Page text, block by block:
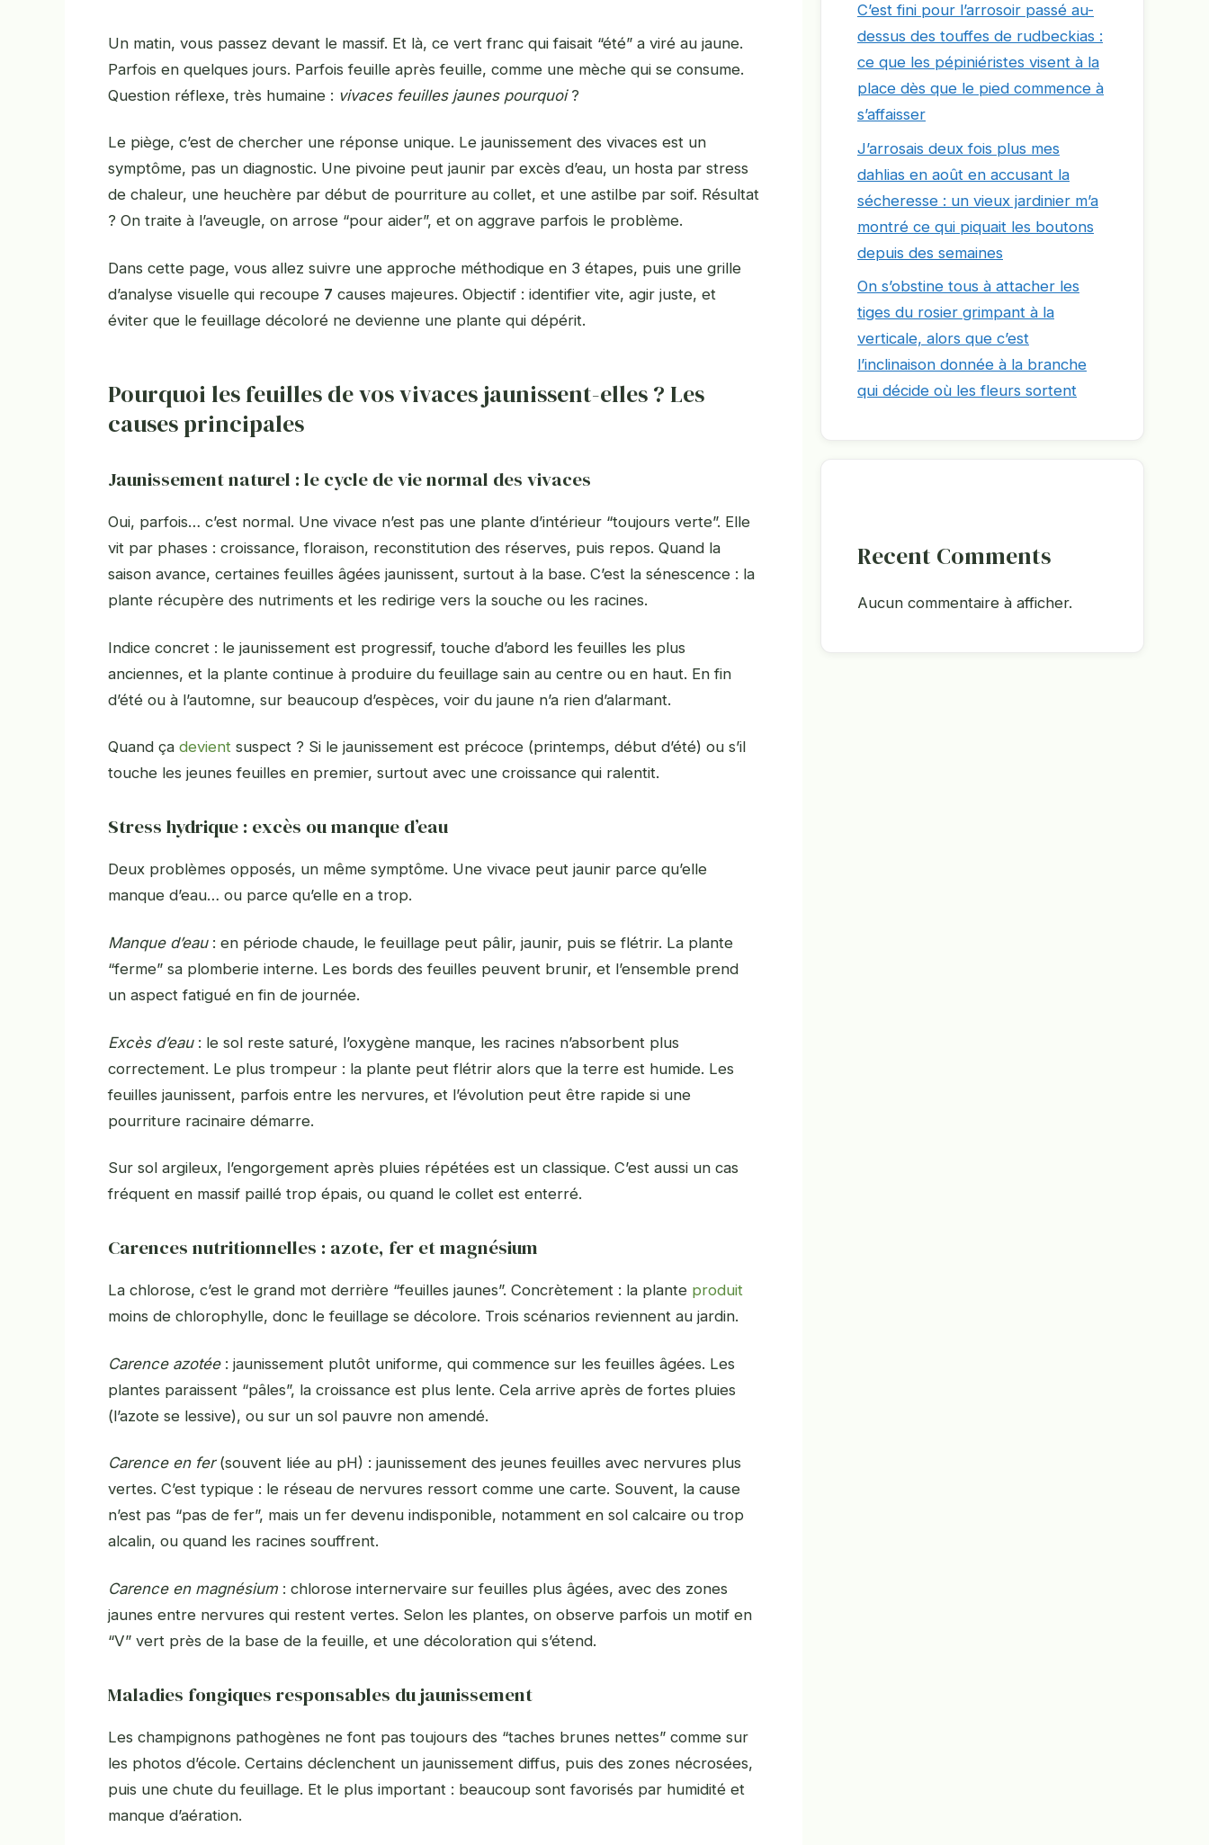
Un matin, vous passez devant le massif. Et là, ce vert franc qui faisait “été” a viré au jaune.
Parfois en quelques jours. Parfois feuille après feuille, comme une mèche qui se consume.
Question réflexe, très humaine : vivaces feuilles jaunes pourquoi?
Le piège, c’est de chercher une réponse unique. Le jaunissement des vivaces est un
symptôme, pas un diagnostic. Une pivoine peut jaunir par excès d’eau, un hosta par stress
de chaleur, une heuchère par début de pourriture au collet, et une astilbe par soif. Résultat
? On traite à l’aveugle, on arrose “pour aider”, et on aggrave parfois le problème.
Dans cette page, vous allez suivre une approche méthodique en 3 étapes, puis une grille
d’analyse visuelle qui recoupe 7 causes majeures. Objectif : identifier vite, agir juste, et
éviter que le feuillage décoloré ne devienne une plante qui dépérit.
Pourquoi les feuilles de vos vivaces jaunissent-elles ? Les
causes principales
Jaunissement naturel : le cycle de vie normal des vivaces
Oui, parfois… c’est normal. Une vivace n’est pas une plante d’intérieur “toujours verte”. Elle
vit par phases : croissance, floraison, reconstitution des réserves, puis repos. Quand la
saison avance, certaines feuilles âgées jaunissent, surtout à la base. C’est la sénescence : la
plante récupère des nutriments et les redirige vers la souche ou les racines.
Indice concret : le jaunissement est progressif, touche d’abord les feuilles les plus
anciennes, et la plante continue à produire du feuillage sain au centre ou en haut. En fin
d’été ou à l’automne, sur beaucoup d’espèces, voir du jaune n’a rien d’alarmant.
Quand ça devient suspect ? Si le jaunissement est précoce (printemps, début d’été) ou s’il
touche les jeunes feuilles en premier, surtout avec une croissance qui ralentit.
Stress hydrique : excès ou manque d’eau
Deux problèmes opposés, un même symptôme. Une vivace peut jaunir parce qu’elle
manque d’eau… ou parce qu’elle en a trop.
Manque d’eau: en période chaude, le feuillage peut pâlir, jaunir, puis se flétrir. La plante
“ferme” sa plomberie interne. Les bords des feuilles peuvent brunir, et l’ensemble prend
un aspect fatigué en fin de journée.
Excès d’eau: le sol reste saturé, l’oxygène manque, les racines n’absorbent plus
correctement. Le plus trompeur : la plante peut flétrir alors que la terre est humide. Les
feuilles jaunissent, parfois entre les nervures, et l’évolution peut être rapide si une
pourriture racinaire démarre.
Sur sol argileux, l’engorgement après pluies répétées est un classique. C’est aussi un cas
fréquent en massif paillé trop épais, ou quand le collet est enterré.
Carences nutritionnelles : azote, fer et magnésium
La chlorose, c’est le grand mot derrière “feuilles jaunes”. Concrètement : la plante produit
moins de chlorophylle, donc le feuillage se décolore. Trois scénarios reviennent au jardin.
Carence azotée: jaunissement plutôt uniforme, qui commence sur les feuilles âgées. Les
plantes paraissent “pâles”, la croissance est plus lente. Cela arrive après de fortes pluies
(l’azote se lessive), ou sur un sol pauvre non amendé.
Carence en fer(souvent liée au pH) : jaunissement des jeunes feuilles avec nervures plus
vertes. C’est typique : le réseau de nervures ressort comme une carte. Souvent, la cause
n’est pas “pas de fer”, mais un fer devenu indisponible, notamment en sol calcaire ou trop
alcalin, ou quand les racines souffrent.
Carence en magnésium : chlorose internervaire sur feuilles plus âgées, avec des zones
jaunes entre nervures qui restent vertes. Selon les plantes, on observe parfois un motif en
“V” vert près de la base de la feuille, et une décoloration qui s’étend.
Maladies fongiques responsables du jaunissement
Les champignons pathogènes ne font pas toujours des “taches brunes nettes” comme sur
les photos d’école. Certains déclenchent un jaunissement diffus, puis des zones nécrosées,
puis une chute du feuillage. Et le plus important : beaucoup sont favorisés par humidité et
manque d’aération.
C’est fini pour l’arrosoir passé au-
dessus des touffes de rudbeckias :
ce que les pépiniéristes visent à la
place dès que le pied commence à
s’affaisser
J’arrosais deux fois plus mes
dahlias en août en accusant la
sécheresse : un vieux jardinier m’a
montré ce qui piquait les boutons
depuis des semaines
On s’obstine tous à attacher les
tiges du rosier grimpant à la
verticale, alors que c’est
l’inclinaison donnée à la branche
qui décide où les fleurs sortent
Recent Comments
Aucun commentaire à afficher.